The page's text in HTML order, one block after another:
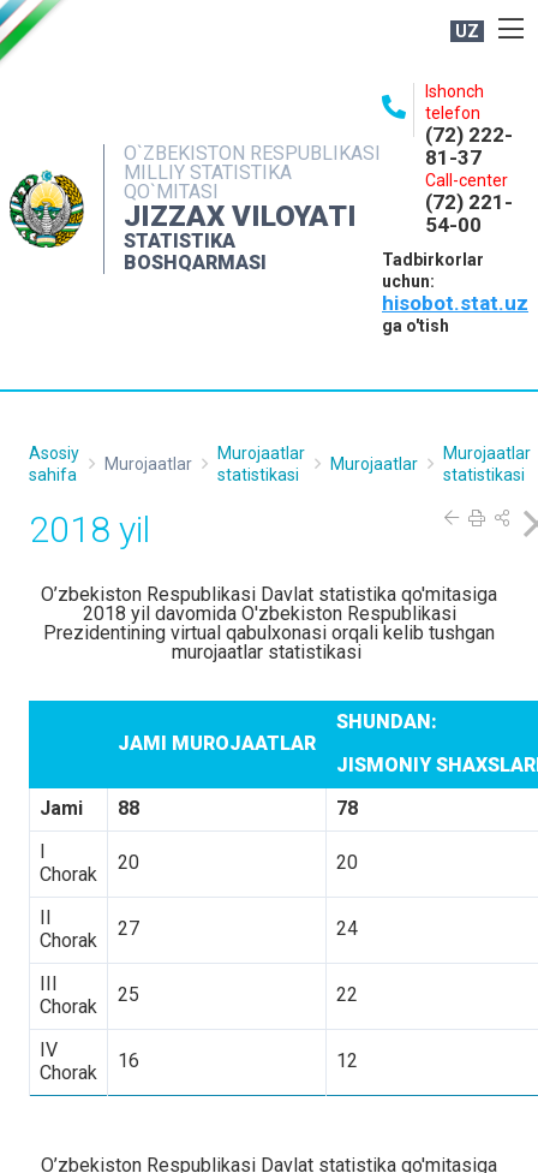
UZ
O`ZBEKISTON RESPUBLIKASI
MILLIY STATISTIKA
QO`MITASI
JIZZAX VILOYATI
STATISTIKA
BOSHQARMASI
Ishonch
telefon
(72) 222-
81-37
Call-center
(72) 221-
54-00
Tadbirkorlar
uchun:
hisobot.stat.uz
ga o'tish
NASHRLAR
INTERAKTIV XIZMATLAR
MATBUOT XIZMATI
Asosiy
sahifa
Murojaatlar
Murojaatlar
statistikasi
Murojaatlar
Murojaatlar
statistikasi
2018 yil
O’zbekiston Respublikasi Davlat statistika qo'mitasiga
2018 yil davomida O'zbekiston Respublikasi
Prezidentining virtual qabulxonasi orqali kelib tushgan
murojaatlar statistikasi
JAMI MUROJAATLAR
SHUNDAN:
JISMONIY
Jami
88
78
I
Chorak
20 20
II
Chorak
27 24
III
Chorak
25 22
IV
Chorak
16 12
O’zbekiston Respublikasi Davlat statistika qo'mitasiga